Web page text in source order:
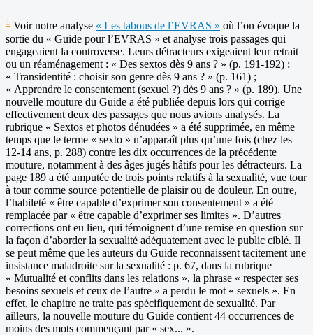
1 Voir notre analyse « Les tabous de l’EVRAS » où l’on évoque la
sortie du « Guide pour l’EVRAS » et analyse trois passages qui
engageaient la controverse. Leurs détracteurs exigeaient leur retrait
ou un réaménagement : « Des sextos dès 9 ans ? » (p. 191-192) ;
« Transidentité : choisir son genre dès 9 ans ? » (p. 161) ;
« Apprendre le consentement (sexuel ?) dès 9 ans ? » (p. 189). Une
nouvelle mouture du Guide a été publiée depuis lors qui corrige
effectivement deux des passages que nous avions analysés. La
rubrique « Sextos et photos dénudées » a été supprimée, en même
temps que le terme « sexto » n’apparaît plus qu’une fois (chez les
12-14 ans, p. 288) contre les dix occurrences de la précédente
mouture, notamment à des âges jugés hâtifs pour les détracteurs. La
page 189 a été amputée de trois points relatifs à la sexualité, vue tour
à tour comme source potentielle de plaisir ou de douleur. En outre,
l’habileté « être capable d’exprimer son consentement » a été
remplacée par « être capable d’exprimer ses limites ». D’autres
corrections ont eu lieu, qui témoignent d’une remise en question sur
la façon d’aborder la sexualité adéquatement avec le public ciblé. Il
se peut même que les auteurs du Guide reconnaissent tacitement une
insistance maladroite sur la sexualité : p. 67, dans la rubrique
« Mutualité et conflits dans les relations », la phrase « respecter ses
besoins sexuels et ceux de l’autre » a perdu le mot « sexuels ». En
effet, le chapitre ne traite pas spécifiquement de sexualité. Par
ailleurs, la nouvelle mouture du Guide contient 44 occurrences de
moins des mots commençant par « sex... ».